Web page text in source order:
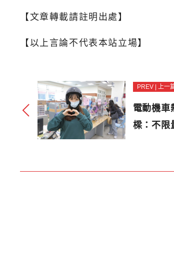
【文章轉載請註明出處】
【以上言論不代表本站立場】
PREV | 上一
電動機車
樑：不限